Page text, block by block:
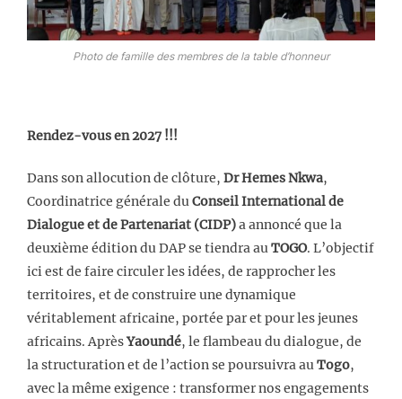
Photo de famille des membres de la table d’honneur
Rendez-vous en 2027 !!!
Dans son allocution de clôture, Dr Hemes Nkwa,
Coordinatrice générale duConseil International de
Dialogue et de Partenariat (CIDP)a annoncé que la
deuxième édition du DAP se tiendra auTOGO. L’objectif
ici est de faire circuler les idées, de rapprocher les
territoires, et de construire une dynamique
véritablement africaine, portée par et pour les jeunes
africains. AprèsYaoundé, le flambeau du dialogue, de
la structuration et de l’action se poursuivra auTogo,
avec la même exigence : transformer nos engagements